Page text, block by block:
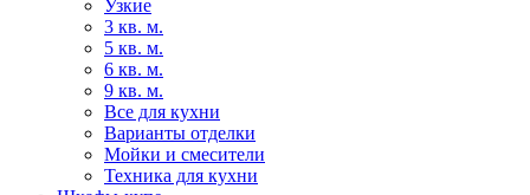
Узкие
3 кв. м.
5 кв. м.
6 кв. м.
9 кв. м.
Все для кухни
Варианты отделки
Мойки и смесители
Техника для кухни